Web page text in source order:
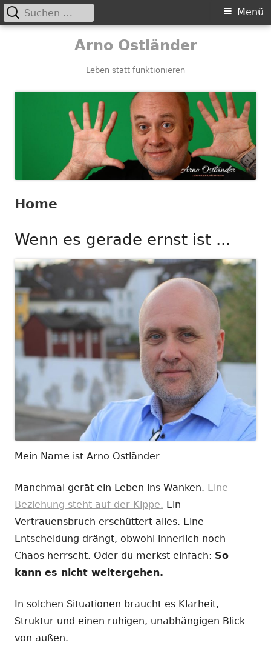
Arno Ostländer
Leben statt funktionieren
Primäres
Menü
Suchen
nach:
Home
Wenn es gerade ernst ist ...
Mein Name ist Arno Ostländer
Manchmal gerät ein Leben ins Wanken. Eine
Beziehung steht auf der Kippe. Ein
Vertrauensbruch erschüttert alles. Eine
Entscheidung drängt, obwohl innerlich noch
Chaos herrscht. Oder du merkst einfach: So
kann es nicht weitergehen.
In solchen Situationen braucht es Klarheit,
Struktur und einen ruhigen, unabhängigen Blick
von außen.